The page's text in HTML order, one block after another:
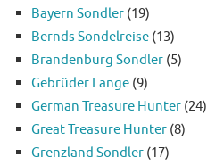
Bayern Sondler (19)
Bernds Sondelreise (13)
Brandenburg Sondler (5)
Gebrüder Lange (9)
German Treasure Hunter (24)
Great Treasure Hunter (8)
Grenzland Sondler (17)